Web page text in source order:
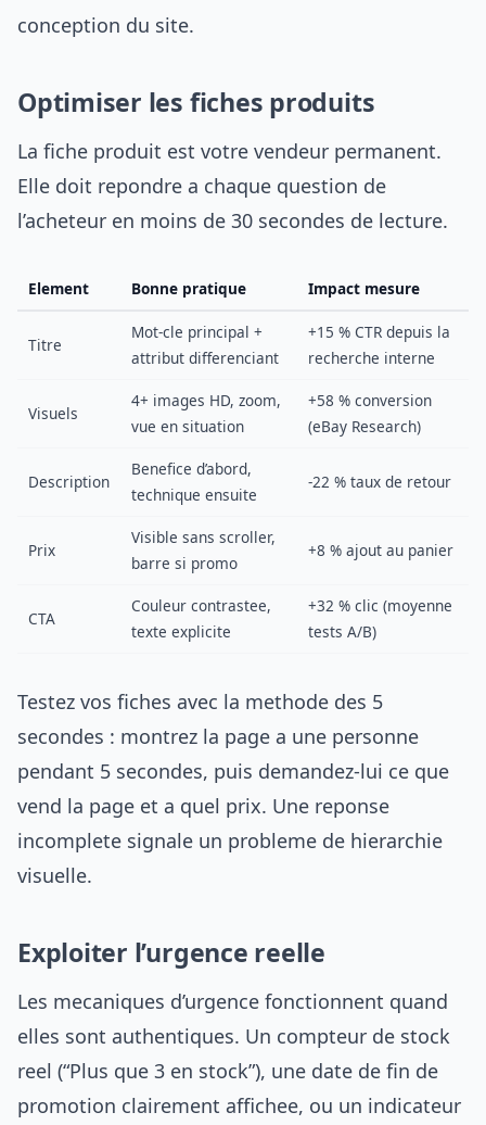
conception du site.
Optimiser les fiches produits
La fiche produit est votre vendeur permanent.
Elle doit repondre a chaque question de
l’acheteur en moins de 30 secondes de lecture.
Element Bonne pratique Impact mesure
Titre
Mot-cle principal +
attribut differenciant
+15 % CTR depuis la
recherche interne
Visuels
4+ images HD, zoom,
vue en situation
+58 % conversion
(eBay Research)
Description
Benefice d’abord,
technique ensuite
-22 % taux de retour
Prix
Visible sans scroller,
barre si promo
+8 % ajout au panier
CTA
Couleur contrastee,
texte explicite
+32 % clic (moyenne
tests A/B)
Testez vos fiches avec la methode des 5
secondes : montrez la page a une personne
pendant 5 secondes, puis demandez-lui ce que
vend la page et a quel prix. Une reponse
incomplete signale un probleme de hierarchie
visuelle.
Exploiter l’urgence reelle
Les mecaniques d’urgence fonctionnent quand
elles sont authentiques. Un compteur de stock
reel (“Plus que 3 en stock”), une date de fin de
promotion clairement affichee, ou un indicateur